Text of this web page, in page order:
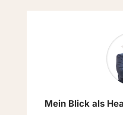
Mein Blick als